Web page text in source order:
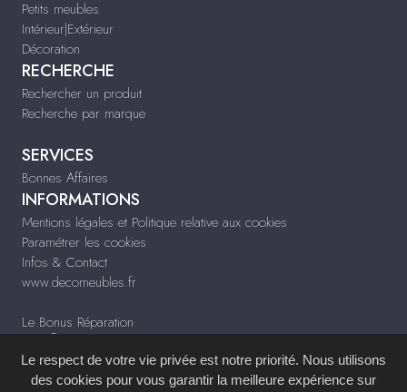
Petits meubles
Intérieur|Extérieur
Décoration
RECHERCHE
Rechercher un produit
Recherche par marque
SERVICES
Bonnes Affaires
INFORMATIONS
Mentions légales et Politique relative aux cookies
Paramétrer les cookies
Infos & Contact
www.decomeubles.fr
Le Bonus Réparation
Le respect de votre vie privée est notre priorité. Nous utilisons
des cookies pour vous garantir la meilleure expérience sur